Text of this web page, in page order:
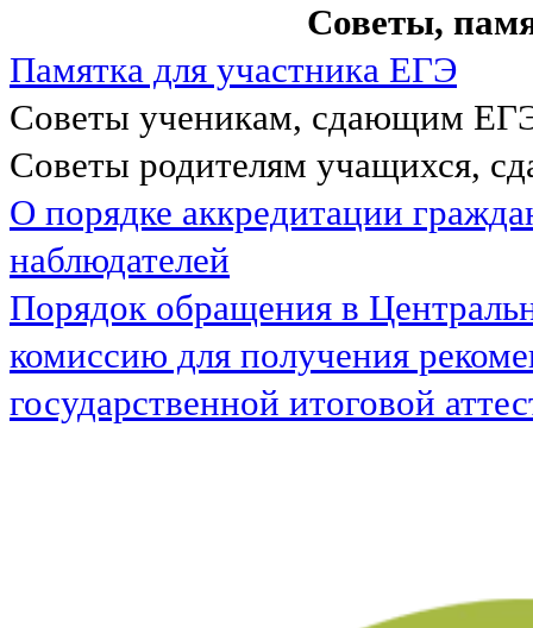
Советы,
Памятка для участника ЕГЭ
Советы ученикам, сдающим
Советы родителям учащихся,
О порядке аккредитации
наблюдателей
Порядок обращения в
комиссию для получения
государственной итоговой